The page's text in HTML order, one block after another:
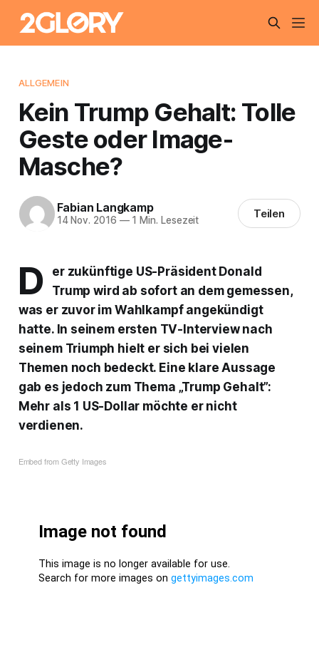
ALLGEMEIN
Kein Trump Gehalt: Tolle
Geste oder Image-
Masche?
Fabian Langkamp
14 Nov. 2016 —1 Min. Lesezeit Teilen
D
er zukünftige US-Präsident Donald
Trump wird ab sofort an dem gemessen,
was er zuvor im Wahlkampf angekündigt
hatte. In seinem ersten TV-Interview nach
seinem Triumph hielt er sich bei vielen
Themen noch bedeckt. Eine klare Aussage
gab es jedoch zum Thema „Trump Gehalt”:
Mehr als 1 US-Dollar möchte er nicht
verdienen.
Embed from Getty Images